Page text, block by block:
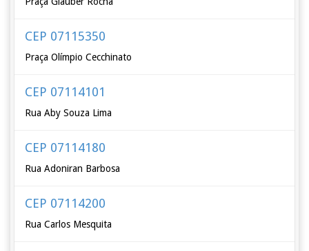
CEP 07115350
Praça Olímpio Cecchinato
CEP 07114101
Rua Aby Souza Lima
CEP 07114180
Rua Adoniran Barbosa
CEP 07114200
Rua Carlos Mesquita